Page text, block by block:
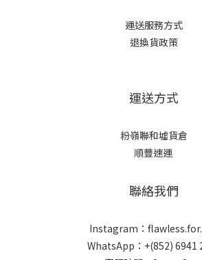
運送服務方式
退換貨政策
運送方式
粉嶺聯和墟貨倉
順豐速運
聯絡我們
Instagram：
WhatsApp：+(852) 6941